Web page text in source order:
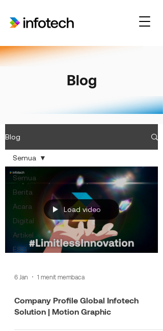
Blog
Blog
Semua
Berita
Acara
Digital
Artikel
ESG
Semua
Load video
6 Jan 1 menit membaca
Company Profile Global Infotech
Solution | Motion Graphic